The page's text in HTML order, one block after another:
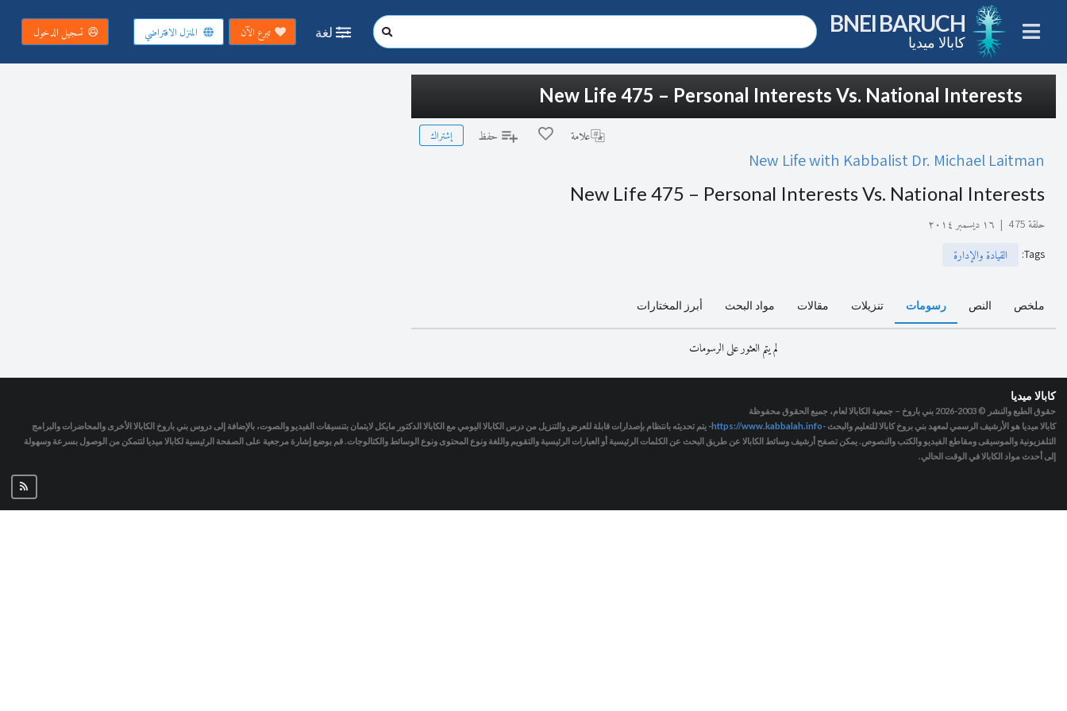
BNEI BARUCH
كابالا ميديا
لغة تبرع الآن المنزل الافتراضي تسجيل الدخول
New Life 475 – Personal Interests Vs. National Interests
علامة حفظ إشتراك
New Life with Kabbalist Dr. Michael Laitman
New Life 475 – Personal Interests Vs. National Interests
حلقة 475 | ١٦ ديسمبر ٢٠١٤
Tags
: القيادة والإدارة
ملخص النص رسومات تنزيلات مقالات مواد البحث أبرز المختارات
لم يتم العثور على الرسومات
كابالا ميديا
حقوق الطبع والنشر © 2003-2026
بني باروخ – جمعية الكابالا لعام، جميع الحقوق محفوظة
كابالا ميديا هو الأرشيف الرسمي لمعهد بني بروخ كابالا للتعليم والبحث -https://www.kabbalah.info- يتم تحديثه بانتظام بإصدارات قابلة للعرض والتنزيل من درس الكابالا اليومي مع الكابالا الدكتور مايكل لايتمان بتنسيقات الفيديو والصوت، بالإضافة إلى دروس بني باروخ الكابالا الأخرى والمحاضرات والبرامج
التلفزيونية والموسيقى ومقاطع الفيديو والكتب والنصوص. يمكن تصفح أرشيف وسائط الكابالا عن طريق البحث عن الكلمات الرئيسية أو العبارات الرئيسية والتقويم واللغة ونوع المحتوى ونوع الوسائط والكتالوجات. قم بوضع إشارة مرجعية على الصفحة الرئيسية لكابالا ميديا لتتمكن من الوصول بسرعة وسهولة
إلى أحدث مواد الكابالا في الوقت الحالي.